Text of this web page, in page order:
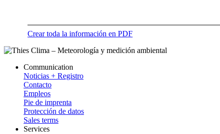
Crear toda la información en PDF
Communication
Noticias + Registro
Contacto
Empleos
Pie de imprenta
Protección de datos
Sales terms
Services